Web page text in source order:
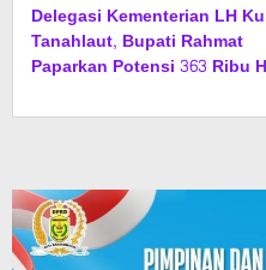
Delegasi Kementerian LH
Tanahlaut, Bupati Rahmat
Paparkan Potensi 363 Ribu